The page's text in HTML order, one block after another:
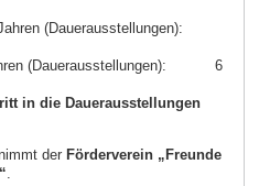
(Dauerausstellungen):
(Dauerausstellungen): 6
in die Dauerausstellungen
der Förderverein „Freunde
.